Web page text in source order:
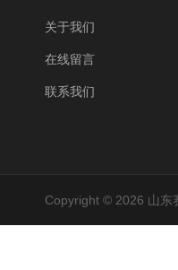
关于我们
在线留言
联系我们
Copyright © 2026 山东